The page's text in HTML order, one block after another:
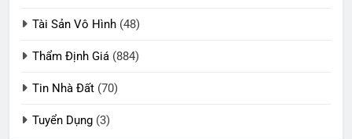
Tài Sản Vô Hình (48)
Thẩm Định Giá (884)
Tin Nhà Đất (70)
Tuyển Dụng (3)